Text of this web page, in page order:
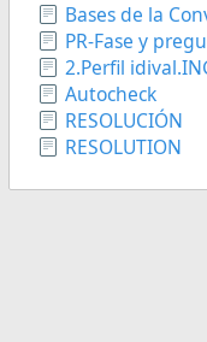
Bases de la
PR-Fase y
2.Perfil
Autocheck
RESOLUCIÓN
RESOLUTION